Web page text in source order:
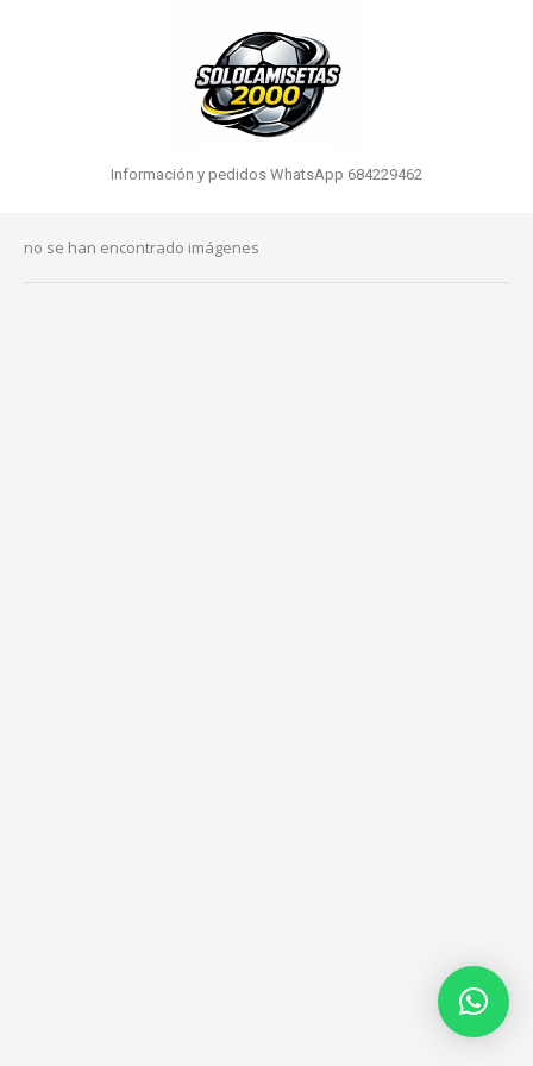
Información y pedidos WhatsApp 684229462
no se han encontrado imágenes